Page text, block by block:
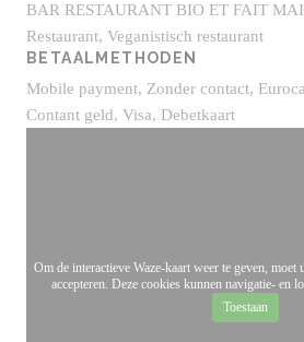
BAR RESTAURANT BIO ET FAIT
Restaurant, Veganistisch restaurant
BETAALMETHODEN
Mobile payment, Zonder contact,
Contant geld, Visa, Debetkaart
Om de interactieve Waze-kaart weer te geven,
accepteren. Deze cookies kunnen navigatie- en
Toestaan